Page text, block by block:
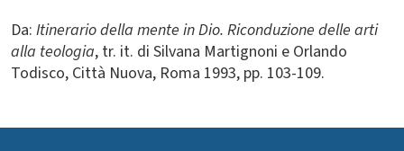
Da: Itinerario della mente in Dio. Riconduzione delle arti
alla teologia, tr. it. di Silvana Martignoni e Orlando
Todisco, Città Nuova, Roma 1993, pp. 103-109.